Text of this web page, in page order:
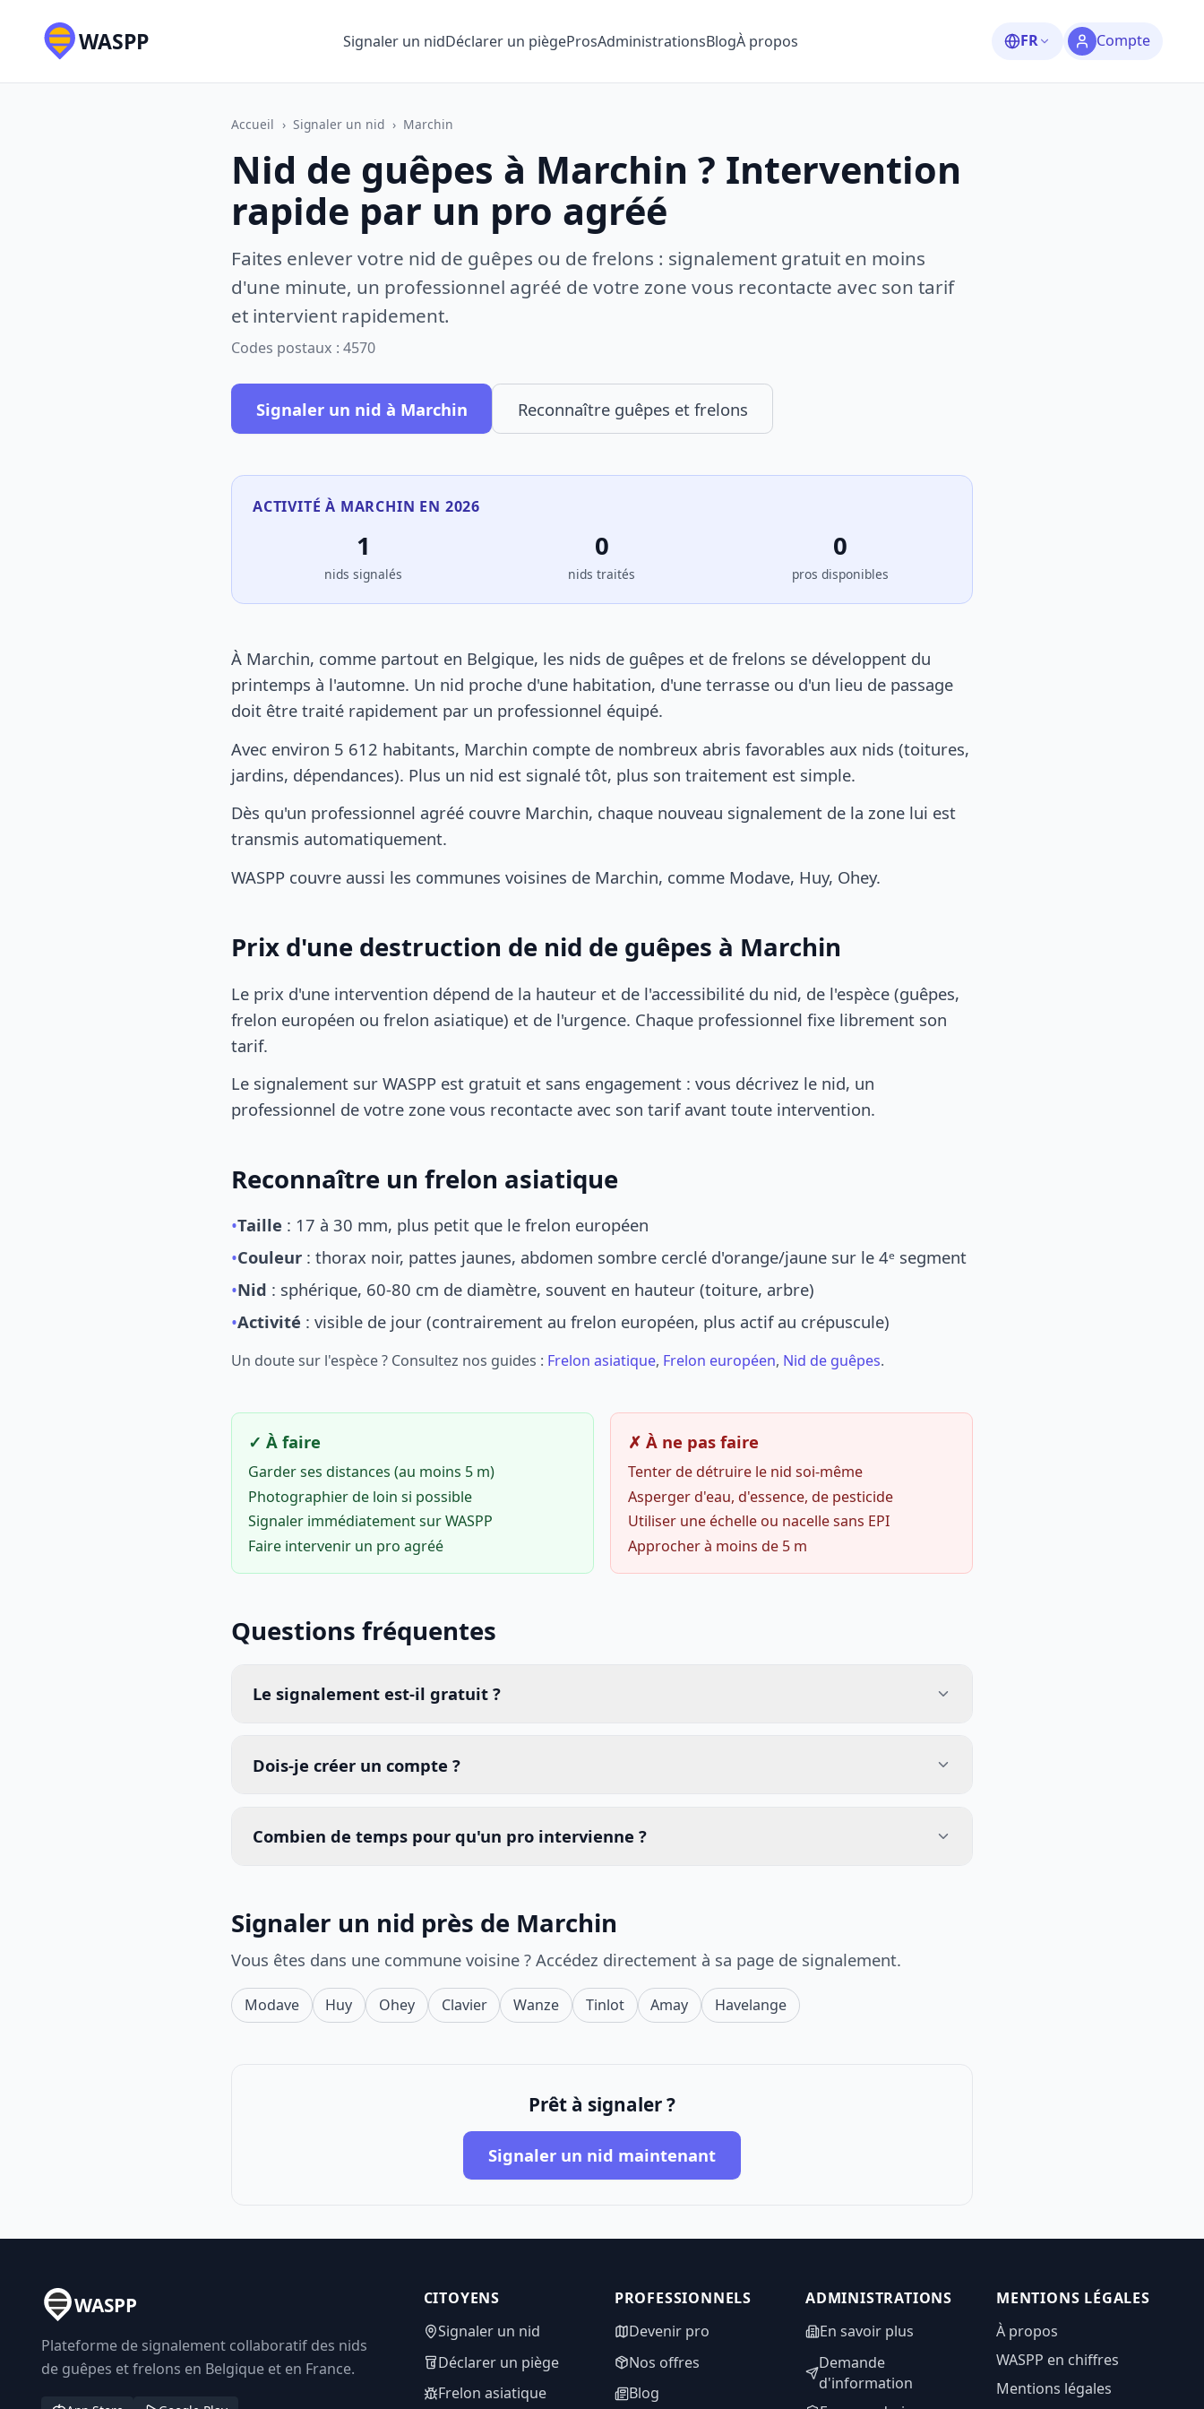
WASPP Signaler un nidDéclarer un piègeProsAdministrationsBlogÀ propos FR Compte
Accueil › Signaler un nid › Marchin
Nid de guêpes à Marchin ? Intervention
rapide par un pro agréé
Faites enlever votre nid de guêpes ou de frelons : signalement gratuit en moins
d'une minute, un professionnel agréé de votre zone vous recontacte avec son tarif
et intervient rapidement.
Codes postaux : 4570
Signaler un nid à Marchin Reconnaître guêpes et frelons
ACTIVITÉ À MARCHIN EN 2026
1
nids signalés
0
nids traités
0
pros disponibles
À Marchin, comme partout en Belgique, les nids de guêpes et de frelons se développent du
printemps à l'automne. Un nid proche d'une habitation, d'une terrasse ou d'un lieu de passage
doit être traité rapidement par un professionnel équipé.
Avec environ 5 612 habitants, Marchin compte de nombreux abris favorables aux nids (toitures,
jardins, dépendances). Plus un nid est signalé tôt, plus son traitement est simple.
Dès qu'un professionnel agréé couvre Marchin, chaque nouveau signalement de la zone lui est
transmis automatiquement.
WASPP couvre aussi les communes voisines de Marchin, comme Modave, Huy, Ohey.
Prix d'une destruction de nid de guêpes à Marchin
Le prix d'une intervention dépend de la hauteur et de l'accessibilité du nid, de l'espèce (guêpes,
frelon européen ou frelon asiatique) et de l'urgence. Chaque professionnel fixe librement son
tarif.
Le signalement sur WASPP est gratuit et sans engagement : vous décrivez le nid, un
professionnel de votre zone vous recontacte avec son tarif avant toute intervention.
Reconnaître un frelon asiatique
•Taille : 17 à 30 mm, plus petit que le frelon européen
•Couleur : thorax noir, pattes jaunes, abdomen sombre cerclé d'orange/jaune sur le 4ᵉ segment
•Nid : sphérique, 60-80 cm de diamètre, souvent en hauteur (toiture, arbre)
•Activité : visible de jour (contrairement au frelon européen, plus actif au crépuscule)
Un doute sur l'espèce ? Consultez nos guides : Frelon asiatique, Frelon européen, Nid de guêpes.
✓ À faire
Garder ses distances (au moins 5 m)
Photographier de loin si possible
Signaler immédiatement sur WASPP
Faire intervenir un pro agréé
✗ À ne pas faire
Tenter de détruire le nid soi-même
Asperger d'eau, d'essence, de pesticide
Utiliser une échelle ou nacelle sans EPI
Approcher à moins de 5 m
Questions fréquentes
Le signalement est-il gratuit ?
Dois-je créer un compte ?
Combien de temps pour qu'un pro intervienne ?
Signaler un nid près de Marchin
Vous êtes dans une commune voisine ? Accédez directement à sa page de signalement.
Modave Huy Ohey Clavier Wanze Tinlot Amay Havelange
Prêt à signaler ?
Signaler un nid maintenant
WASPP
Plateforme de signalement collaboratif des nids
de guêpes et frelons en Belgique et en France.
CITOYENS
Signaler un nid
Déclarer un piège
Frelon asiatique
PROFESSIONNELS
Devenir pro
Nos offres
Blog
ADMINISTRATIONS
En savoir plus
Demande
d'information
MENTIONS LÉGALES
À propos
WASPP en chiffres
Mentions légales